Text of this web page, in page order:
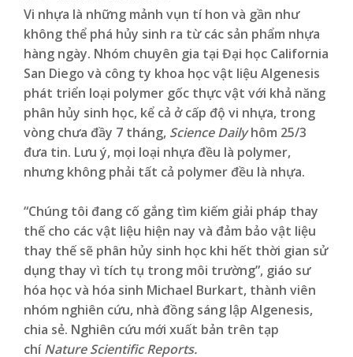
Vi nhựa là những mảnh vụn tí hon và gần như
không thể phá hủy sinh ra từ các sản phẩm nhựa
hàng ngày. Nhóm chuyên gia tại Đại học California
San Diego và công ty khoa học vật liệu Algenesis
phát triển loại polymer gốc thực vật với khả năng
phân hủy sinh học, kể cả ở cấp độ vi nhựa, trong
vòng chưa đầy 7 tháng, Science Dailyhôm 25/3
đưa tin. Lưu ý, mọi loại nhựa đều là polymer,
nhưng không phải tất cả polymer đều là nhựa.
“Chúng tôi đang cố gắng tìm kiếm giải pháp thay
thế cho các vật liệu hiện nay và đảm bảo vật liệu
thay thế sẽ phân hủy sinh học khi hết thời gian sử
dụng thay vì tích tụ trong môi trường”, giáo sư
hóa học và hóa sinh Michael Burkart, thành viên
nhóm nghiên cứu, nhà đồng sáng lập Algenesis,
chia sẻ. Nghiên cứu mới xuất bản trên tạp
chíNature Scientific Reports.